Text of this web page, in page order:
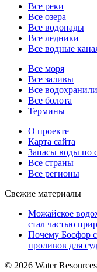
Все реки
Все озера
Все водопады
Все ледники
Все водные
Все моря
Все заливы
Все
Все болота
Термины
О проекте
Карта сайта
Запасы воды по
Все страны
Все регионы
Свежие материалы
Можайское
стал частью
Почему Босфор
проливов для
© 2026 Water Resources